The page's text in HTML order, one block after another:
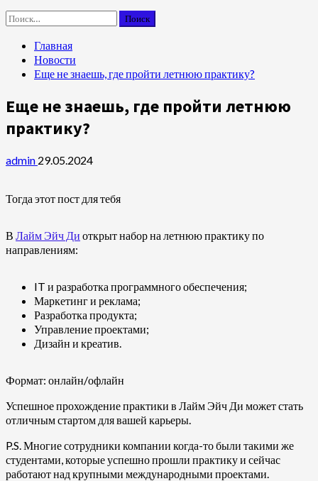
Найти:
Главная
Новости
Еще не знаешь, где пройти летнюю практику?
Еще не знаешь, где пройти летнюю
практику?
admin 29.05.2024
Тогда этот пост для тебя
В Лайм Эйч Ди открыт набор на летнюю практику по
направлениям:
IT и разработка программного обеспечения;
Маркетинг и реклама;
Разработка продукта;
Управление проектами;
Дизайн и креатив.
Формат: онлайн/офлайн
Успешное прохождение практики в Лайм Эйч Ди может стать
отличным стартом для вашей карьеры.
P.S. Многие сотрудники компании когда-то были такими же
студентами, которые успешно прошли практику и сейчас
работают над крупными международными проектами.